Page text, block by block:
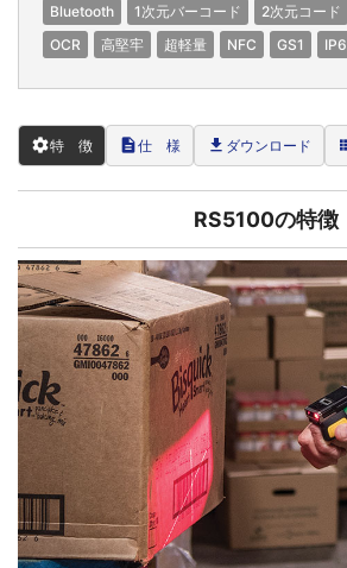
Bluetooth 1次元バーコード 2次元コード
OCR
高堅牢 超軽量 NFC GS1
settings特 徴 description仕 様 file_download ダウンロード
RS5100の特徴